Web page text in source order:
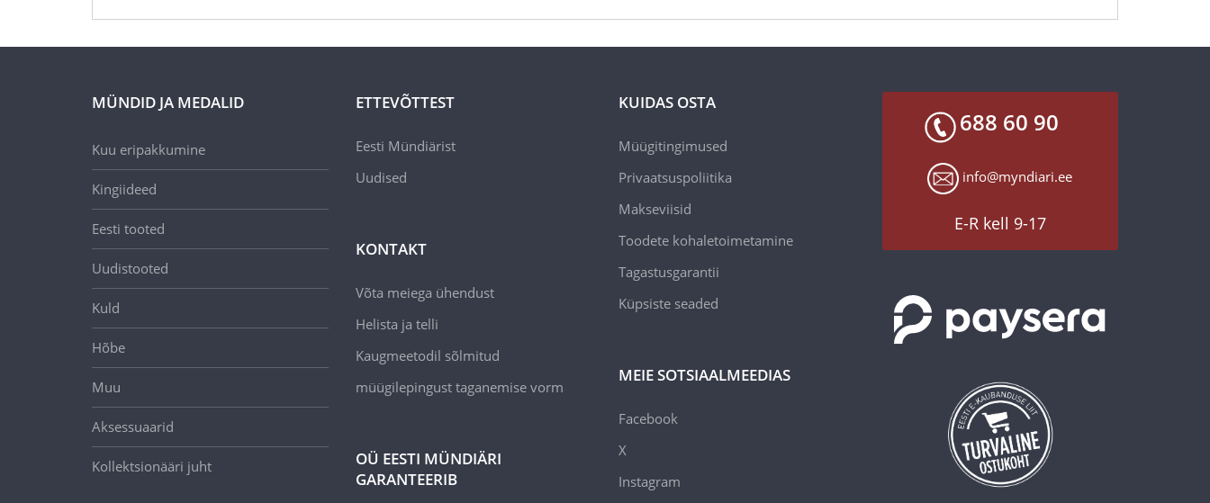
MÜNDID JA MEDALID
Kuu eripakkumine
Kingiideed
Eesti tooted
Uudistooted
Kuld
Hõbe
Muu
Aksessuaarid
Kollektsionääri juht
ETTEVÕTTEST
Eesti Mündiärist
Uudised
KONTAKT
Võta meiega ühendust
Helista ja telli
Kaugmeetodil sõlmitud
müügilepingust taganemise vorm
OÜ EESTI MÜNDIÄRI
GARANTEERIB
KUIDAS OSTA
Müügitingimused
Privaatsuspoliitika
Makseviisid
Toodete kohaletoimetamine
Tagastusgarantii
Küpsiste seaded
MEIE SOTSIAALMEEDIAS
Facebook
X
Instagram
688 60 90
info@myndiari.ee
E-R kell 9-17